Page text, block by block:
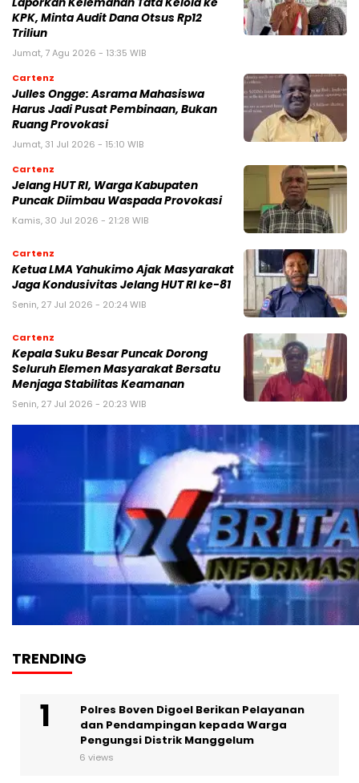
Laporkan Kelemahan Tata Kelola ke
KPK, Minta Audit Dana Otsus Rp12
Triliun
Jumat, 7 Agu 2026 - 13:35 WIB
Cartenz
Julles Ongge: Asrama Mahasiswa
Harus Jadi Pusat Pembinaan, Bukan
Ruang Provokasi
Jumat, 31 Jul 2026 - 15:10 WIB
Cartenz
Jelang HUT RI, Warga Kabupaten
Puncak Diimbau Waspada Provokasi
Kamis, 30 Jul 2026 - 21:28 WIB
Cartenz
Ketua LMA Yahukimo Ajak Masyarakat
Jaga Kondusivitas Jelang HUT RI ke-81
Senin, 27 Jul 2026 - 20:24 WIB
Cartenz
Kepala Suku Besar Puncak Dorong
Seluruh Elemen Masyarakat Bersatu
Menjaga Stabilitas Keamanan
Senin, 27 Jul 2026 - 20:23 WIB
TRENDING
Polres Boven Digoel Berikan Pelayanan
dan Pendampingan kepada Warga
Pengungsi Distrik Manggelum
6 views